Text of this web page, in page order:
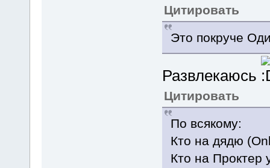
Цитировать
Это покруче
Развлекаюсь
Цитировать
По всякому:
Кто на дядю
Кто на Проктер